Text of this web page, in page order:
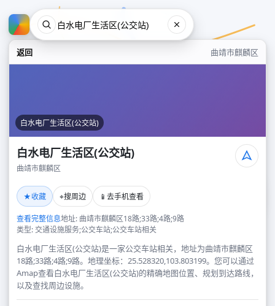
返回 曲靖市麒麟区
白水电厂生活区(公交站)
白水电厂生活区(公交站)
曲靖市麒麟区
★收藏 ⌖搜周边 📱 去手机查看
查看完整信息地址: 曲靖市麒麟区18路;33路;4路;9路
类型: 交通设施服务;公交车站;公交车站相关
白水电厂生活区(公交站)是一家公交车站相关，地址为曲靖市麒麟区
18路;33路;4路;9路。地理坐标：25.528320,103.803199。您可以通过
Amap查看白水电厂生活区(公交站)的精确地图位置、规划到达路线，
以及查找周边设施。